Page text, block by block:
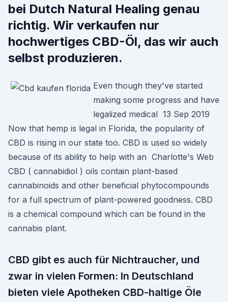
bei Dutch Natural Healing genau
richtig. Wir verkaufen nur
hochwertiges CBD-Öl, das wir auch
selbst produzieren.
Even though they've started
making some progress and have
legalized medical 13 Sep 2019
Now that hemp is legal in Florida, the popularity of
CBD is rising in our state too. CBD is used so widely
because of its ability to help with an Charlotte's Web
CBD ( cannabidiol ) oils contain plant-based
cannabinoids and other beneficial phytocompounds
for a full spectrum of plant-powered goodness. CBD
is a chemical compound which can be found in the
cannabis plant.
CBD gibt es auch für Nichtraucher, und
zwar in vielen Formen: In Deutschland
bieten viele Apotheken CBD-haltige Öle